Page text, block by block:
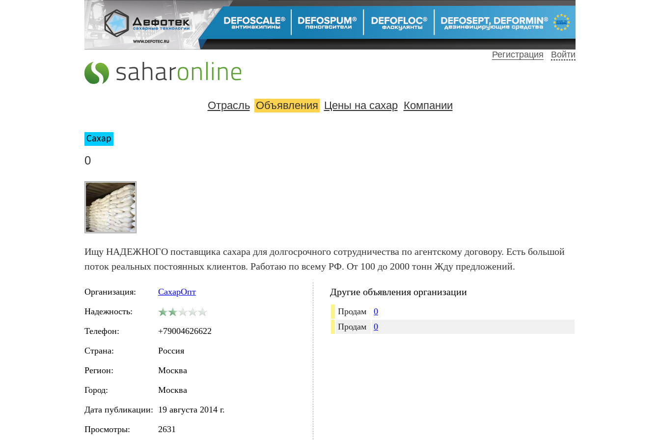
Войти
Регистрация
Отрасль Объявления Цены на сахар Компании
Сахар
0
Ищу НАДЕЖНОГО поставщика сахара для долгосрочного сотрудничества по агентскому договору. Есть большой
поток реальных постоянных клиентов. Работаю по всему РФ. От 100 до 2000 тонн Жду предложений.
Организация:
СахарОпт
Надежность:
Телефон:
+79004626622
Страна:
Россия
Регион:
Москва
Город:
Москва
Дата публикации: 19 августа 2014 г.
Просмотры:
2631
Другие объявления организации
Продам
0
Продам
0